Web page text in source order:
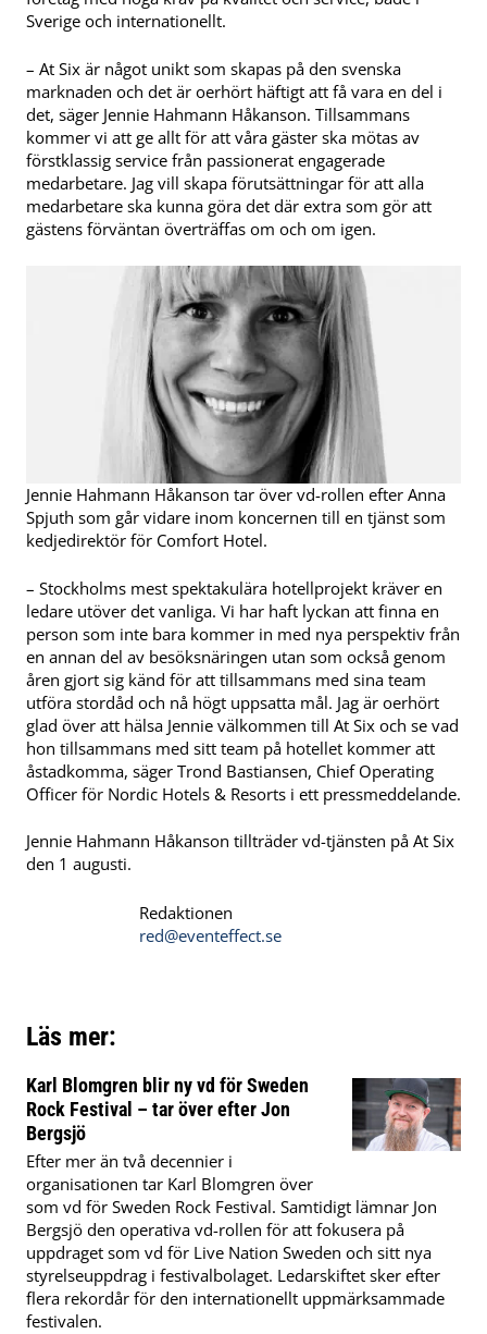
Sverige och internationellt.
– At Six är något unikt som skapas på den svenska
marknaden och det är oerhört häftigt att få vara en del i
det, säger Jennie Hahmann Håkanson. Tillsammans
kommer vi att ge allt för att våra gäster ska mötas av
förstklassig service från passionerat engagerade
medarbetare. Jag vill skapa förutsättningar för att alla
medarbetare ska kunna göra det där extra som gör att
gästens förväntan överträffas om och om igen.
Jennie Hahmann Håkanson tar över vd-rollen efter Anna
Spjuth som går vidare inom koncernen till en tjänst som
kedjedirektör för Comfort Hotel.
– Stockholms mest spektakulära hotellprojekt kräver en
ledare utöver det vanliga. Vi har haft lyckan att finna en
person som inte bara kommer in med nya perspektiv från
en annan del av besöksnäringen utan som också genom
åren gjort sig känd för att tillsammans med sina team
utföra stordåd och nå högt uppsatta mål. Jag är oerhört
glad över att hälsa Jennie välkommen till At Six och se vad
hon tillsammans med sitt team på hotellet kommer att
åstadkomma, säger Trond Bastiansen, Chief Operating
Officer för Nordic Hotels & Resorts i ett pressmeddelande.
Jennie Hahmann Håkanson tillträder vd-tjänsten på At Six
den 1 augusti.
Redaktionen
red@eventeffect.se
Läs mer:
Karl Blomgren blir ny vd för Sweden
Rock Festival – tar över efter Jon
Bergsjö
Efter mer än två decennier i
organisationen tar Karl Blomgren över
som vd för Sweden Rock Festival. Samtidigt lämnar Jon
Bergsjö den operativa vd-rollen för att fokusera på
uppdraget som vd för Live Nation Sweden och sitt nya
styrelseuppdrag i festivalbolaget. Ledarskiftet sker efter
flera rekordår för den internationellt uppmärksammade
festivalen.